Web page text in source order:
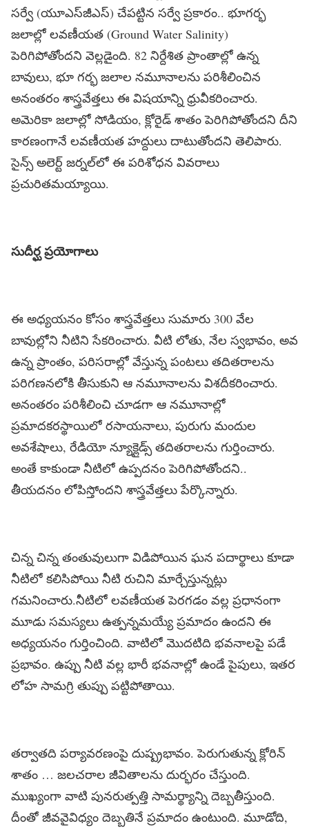
స‌ర్వే (యూఎస్‌జీఎస్‌) చేప‌ట్టిన స‌ర్వే ప్ర‌కారం.. భూగ‌ర్భ
జ‌లాల్లో ల‌వ‌ణీయ‌త (Ground Water Salinity)
పెరిగిపోతోంద‌ని వెల్ల‌డైంది. 82 నిర్దేశిత ప్రాంతాల్లో ఉన్న
బావులు, భూ గ‌ర్భ జ‌లాల న‌మూనాల‌ను ప‌రిశీలించిన
అనంత‌రం శాస్త్రవేత్త‌లు ఈ విష‌యాన్ని ధ్రువీక‌రించారు.
అమెరికా జ‌లాల్లో సోడియం, క్లోరైడ్ శాతం పెరిగిపోతోందని దీని
కార‌ణంగానే ల‌వ‌ణీయ‌త హ‌ద్దులు దాటుతోంద‌ని తెలిపారు.
సైన్స్ అలెర్ట్ జ‌ర్న‌ల్‌లో ఈ ప‌రిశోధ‌న వివ‌రాలు
ప్ర‌చురిత‌మ‌య్యాయి.
సుదీర్ఘ ప్ర‌యోగాలు
ఈ అధ్య‌య‌నం కోసం శాస్త్రవేత్త‌లు సుమారు 300 వేల
బావుల్లోని నీటిని సేక‌రించారు. వీటి లోతు, నేల స్వ‌భావం, అవ
ఉన్న ప్రాంతం, ప‌రిస‌రాల్లో వేస్తున్న పంట‌లు త‌దిత‌రాల‌ను
ప‌రిగ‌ణన‌లోకి తీసుకుని ఆ న‌మూనాల‌ను విశ‌దీక‌రించారు.
అనంత‌రం ప‌రిశీలించి చూడ‌గా ఆ న‌మూనాల్లో
ప్ర‌మాద‌క‌ర‌స్థాయిలో ర‌సాయ‌నాలు, పురుగు మందుల
అవ‌శేషాలు, రేడియో న్యూక్లైడ్స్ త‌దిత‌రాల‌ను గుర్తించారు.
అంతే కాకుండా నీటిలో ఉప్ప‌ద‌నం పెరిగిపోతోంద‌ని..
తీయద‌నం లోపిస్తోంద‌ని శాస్త్రవేత్త‌లు పేర్కొన్నారు.
చిన్న చిన్న తంతువులుగా విడిపోయిన ఘ‌న ప‌దార్థాలు కూడా
నీటిలో క‌లిసిపోయి నీటి రుచిని మార్చేస్తున్న‌ట్లు
గ‌మ‌నించారు.నీటిలో ల‌వ‌ణీయత పెర‌గ‌డం వల్ల ప్ర‌ధానంగా
మూడు స‌మ‌స్య‌లు ఉత్ప‌న్న‌మ‌య్యే ప్ర‌మాదం ఉంద‌ని ఈ
అధ్య‌య‌నం గుర్తించింది. వాటిలో మొద‌టిది భ‌వ‌నాల‌పై ప‌డే
ప్ర‌భావం. ఉప్పు నీటి వ‌ల్ల భారీ భ‌వ‌నాల్లో ఉండే పైపులు, ఇత‌ర
లోహ సామ‌గ్రి తుప్పు ప‌ట్టిపోతాయి.
త‌ర్వాత‌ది ప‌ర్యావ‌ర‌ణంపై దుష్ప్ర‌భావం. పెరుగుతున్న క్లోరిన్
శాతం … జ‌ల‌చ‌రాల జీవితాల‌ను దుర్భ‌రం చేస్తుంది.
ముఖ్యంగా వాటి పున‌రుత్ప‌త్తి సామ‌ర్థ్యాన్ని దెబ్బ‌తీస్తుంది.
దీంతో జీవ‌వైవిధ్యం దెబ్బ‌తినే ప్ర‌మాదం ఉంటుంది. మూడోది,